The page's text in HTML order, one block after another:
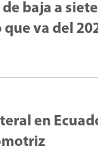
baja a siete
va del
en